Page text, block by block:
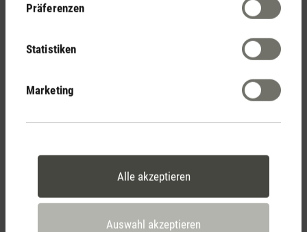
Präferenzen
Statistiken
Marketing
Alle akzeptieren
Auswahl akzeptieren
Stadler Form
Deine Vorteile